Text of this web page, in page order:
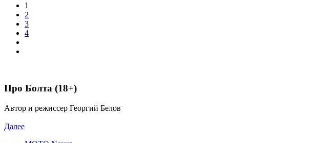
1
2
3
4
Про Болта (18+)
Автор и режиссер Георгий Белов
Далее